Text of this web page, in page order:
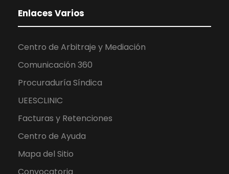
Enlaces Varios
Centro de Arbitraje y Mediación
Comunicación 360
Procuraduría Síndica
UEESCLINIC
Facturas y Retenciones
Centro de Ayuda
Mapa del Sitio
Convocatoria